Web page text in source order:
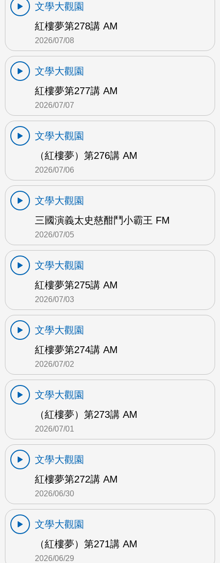
文學大觀園
紅樓夢第278講 AM
2026/07/08
文學大觀園
紅樓夢第277講 AM
2026/07/07
文學大觀園
（紅樓夢）第276講 AM
2026/07/06
文學大觀園
三國演義太史慈酣鬥小霸王 FM
2026/07/05
文學大觀園
紅樓夢第275講 AM
2026/07/03
文學大觀園
紅樓夢第274講 AM
2026/07/02
文學大觀園
（紅樓夢）第273講 AM
2026/07/01
文學大觀園
紅樓夢第272講 AM
2026/06/30
文學大觀園
（紅樓夢）第271講 AM
2026/06/29